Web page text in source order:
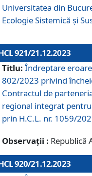
Universitatea din
Ecologie Sistemică și
921/21.12.2023
Titlu: Îndreptare
802/2023 privind
Contractul de
regional integrat
prin H.C.L. nr. 1059/
Observații : Republică
920/21.12.2023